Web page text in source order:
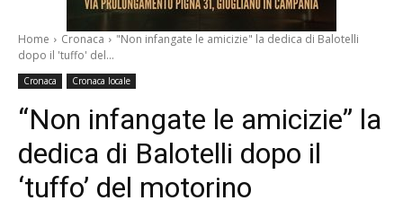
Home Cronaca
"Non infangate le amicizie" la dedica di Balotelli
dopo il 'tuffo' del...
Cronaca Cronaca locale
“Non infangate le amicizie” la
dedica di Balotelli dopo il
‘tuffo’ del motorino